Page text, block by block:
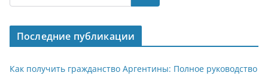
Последние публикации
Как получить гражданство Аргентины: Полное руководство